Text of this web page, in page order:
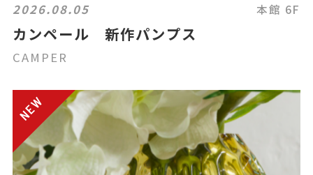
2026.08.05 本館 6F
カンペール 新作パンプス
CAMPER